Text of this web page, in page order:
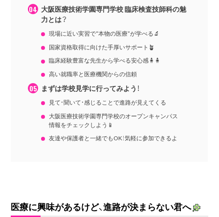
大阪医療技術学園専門学校 臨床検査技師科の魅
力とは？
現場に近い実習で“本物の医療”が学べる🔬
国家資格取得に向けた手厚いサポート🪴
臨床経験豊富な先生から学べる安心感🧍‍🧍
高い就職率と医療機関からの信頼
まずは学校見学に行ってみよう！
見て・聞いて・感じることで進路が見えてくる
大阪医療技術学園専門学校のオープンキャンパス
情報をチェックしよう📱
友達や保護者と一緒でもOK！気軽に参加できるよ
医療に興味があるけど、進路が決まらない君へ